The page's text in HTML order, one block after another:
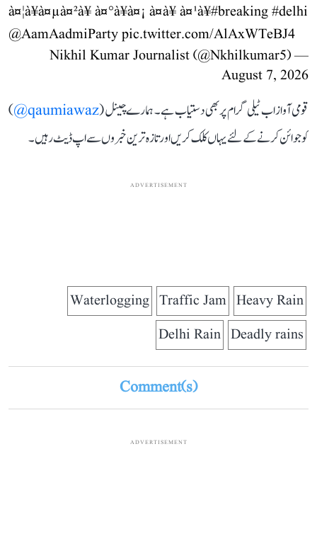
à¤¦à¥à¤µà¤²à¥ à¤°à¥à¤¡ à¤à¥ à¤¹à¥#breaking#delhi
@AamAadmiPartypic.twitter.com/AlAxWTeBJ4
— Nikhil Kumar Journalist (@Nkhilkumar5)
August 7, 2026
قومی آواز اب ٹیلی گرام پر بھی دستیاب ہے۔ ہمارے چینل (qaumiawaz@
)
کو جوائن کرنے کے لئے یہاں کلک کریں اور تازہ ترین خبروں سے اپ ڈیٹ رہیں۔
ADVERTISEMENT
Heavy Rain
Traffic Jam
Waterlogging
Deadly rains
Delhi Rain
Comment(s)
ADVERTISEMENT